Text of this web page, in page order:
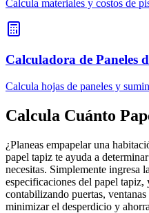
Calcula materiales y costos de
Calculadora de Paneles
Calcula hojas de paneles y
Calcula Cuánto
¿Planeas empapelar una
papel tapiz te ayuda a
necesitas. Simplemente ingresa
especificaciones del papel
contabilizando puertas,
minimizar el desperdicio y